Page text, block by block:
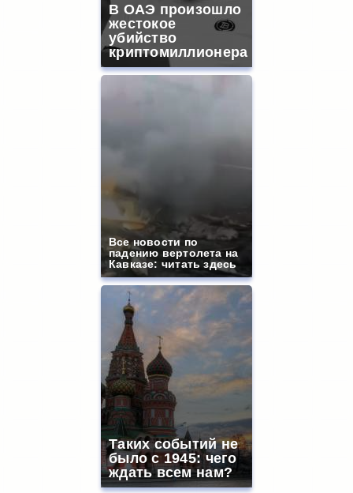
В ОАЭ произошло
жестокое
убийство
криптомиллионера
Все новости по
падению вертолета на
Кавказе: читать здесь
Таких событий не
было с 1945: чего
ждать всем нам?